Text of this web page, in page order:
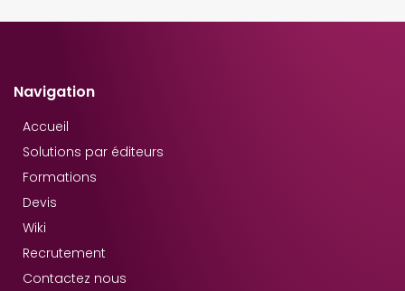
Navigation
Accueil
Solutions par éditeurs
Formations
Devis
Wiki
Recrutement
Contactez nous